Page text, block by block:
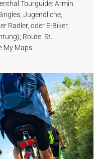
Tourguide: Armin
Jugendliche,
Radler, oder E-Biker,
Route: St.
My Maps